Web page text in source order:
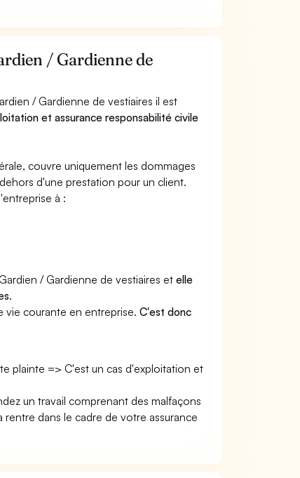
/ Gardienne de
/ Gardienne de vestiaires il est
et assurance responsabilité civile
couvre uniquement les dommages
d'une prestation pour un client.
à :
/ Gardienne de vestiaires etelle
.
vie courante en entreprise.C'est donc
plainte => C'est un cas d'exploitation et
un travail comprenant des malfaçons
dans le cadre de votre assurance